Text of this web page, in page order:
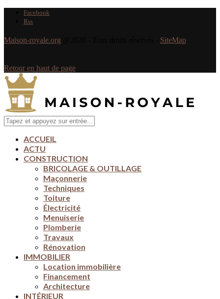
Facebook
Rss
Maison-royale.org SiteMap
Retour en haut de page
ACCUEIL
ACTU
CONSTRUCTION
BRICOLAGE & OUTILLAGE
Maçonnerie
Techniques
Toiture
Électricité
Menuiserie
Plomberie
Travaux
Rénovation
IMMOBILIER
Location immobilière
Financement
Architecture
INTÉRIEUR